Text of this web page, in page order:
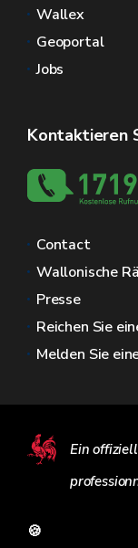
Wallex
Geoportal
Jobs
Kontaktieren
Contact
Wallonische
Presse
Reichen Sie
Melden Sie
Ein
🍪